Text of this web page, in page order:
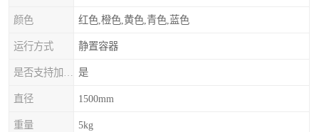
颜色 红色,橙色,黄色,青色,蓝色
运行方式 静置容器
是
直径 1500mm
重量 5kg